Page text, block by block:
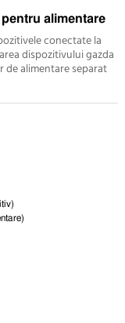
alimentare
conectate la
dispozitivului gazda
alimentare separat